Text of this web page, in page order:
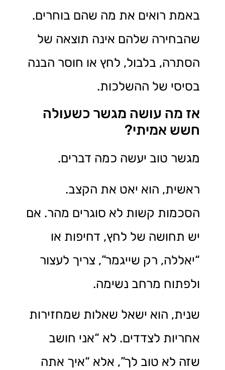
באמת רואים את מה שהם בוחרים.
שהבחירה שלהם אינה תוצאה של
הסתרה, בלבול, לחץ או חוסר הבנה
בסיסי של ההשלכות.
אז מה עושה מגשר כשעולה
חשש אמיתי?
מגשר טוב יעשה כמה דברים.
ראשית, הוא יאט את הקצב.
הסכמות קשות לא סוגרים מהר. אם
יש תחושה של לחץ, דחיפות או
“יאללה, רק שייגמר”, צריך לעצור
ולפתוח מרחב נשימה.
שנית, הוא ישאל שאלות שמחזירות
אחריות לצדדים. לא “אני חושב
שזה לא טוב לך”, אלא “איך אתה